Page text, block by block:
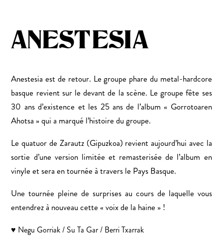
ANESTESIA
Anestesia est de retour. Le groupe phare du metal-hardcore
basque revient sur le devant de la scène. Le groupe fête ses
30 ans d’existence et les 25 ans de l’album « Gorrotoaren
Ahotsa » qui a marqué l’histoire du groupe.
Le quatuor de Zarautz (Gipuzkoa) revient aujourd’hui avec la
sortie d’une version limitée et remasterisée de l’album en
vinyle et sera en tournée à travers le Pays Basque.
Une tournée pleine de surprises au cours de laquelle vous
entendrez à nouveau cette « voix de la haine » !
♥ Negu Gorriak / Su Ta Gar / Berri Txarrak